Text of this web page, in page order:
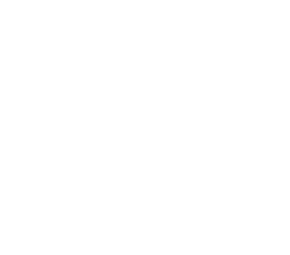
nach § 70 StVZO beantragen
(z.B. Gabelstapler, Mähdrescher)